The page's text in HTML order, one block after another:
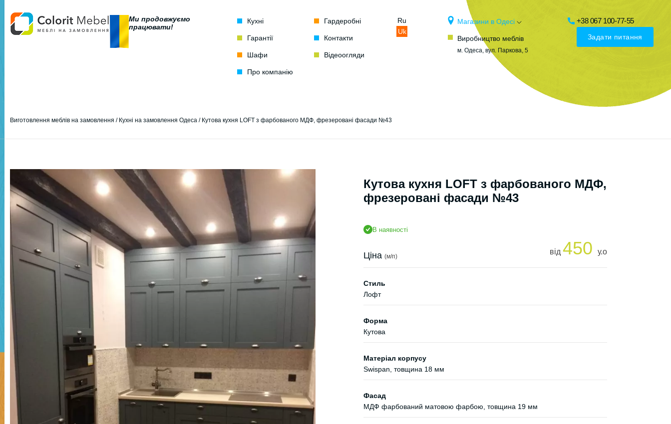
Ми продовжуємо
працювати!
Кухні Гардеробні
Гарантії Контакти
Шафи Відеоогляди
Про компанію
Uk
Ru Магазини в Одесі
Виробництво меблів
м. Одеса, вул. Паркова, 5
+38 067 100-77-55
Задати питання
Виготовлення меблів на замовлення / Кухні на замовлення Одеса / Кутова кухня LOFT з фарбованого МДФ, фрезеровані фасади №43
Кутова кухня LOFT з фарбованого МДФ,
фрезеровані фасади №43
В наявності
Ціна (м/п)
від 450 у.о
Стиль
Лофт
Форма
Кутова
Матеріал корпусу
Swispan, товщина 18 мм
Фасад
МДФ фарбований матовою фарбою, товщина 19 мм